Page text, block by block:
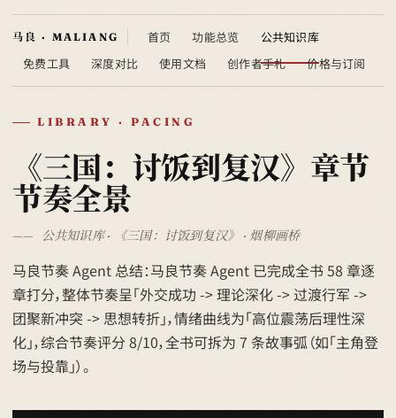
首页 功能总览
公共知识库
免费工具
深度对比 使用文档 创作者手札 价格与订阅
LIBRARY · PACING
《三国：讨饭到复汉》章节
节奏全景
公共知识库 · 《三国：讨饭到复汉》 · 烟柳画桥
马良节奏 Agent 总结：马良节奏 Agent 已完成全书 58 章逐
章打分，整体节奏呈「外交成功 -> 理论深化 -> 过渡行军 ->
团聚新冲突 -> 思想转折」，情绪曲线为「高位震荡后理性深
化」，综合节奏评分 8/10，全书可拆为 7 条故事弧（如「主角登
场与投靠」）。